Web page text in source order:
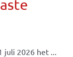
2026 het ...